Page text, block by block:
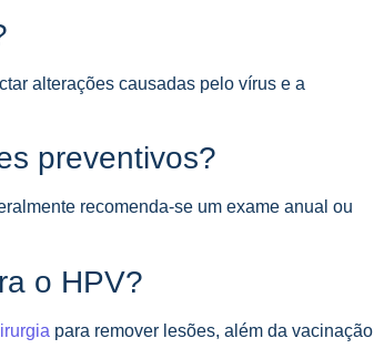
alterações causadas pelo vírus e a
preventivos?
recomenda-se um exame anual ou
o HPV?
para remover lesões, além da vacinação